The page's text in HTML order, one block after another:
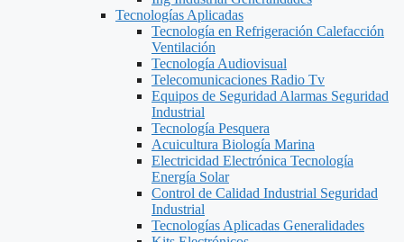
Tecnologías Aplicadas
Tecnología en Refrigeración Calefacción
Ventilación
Tecnología Audiovisual
Telecomunicaciones Radio Tv
Equipos de Seguridad Alarmas Seguridad
Industrial
Tecnología Pesquera
Acuicultura Biología Marina
Electricidad Electrónica Tecnología
Energía Solar
Control de Calidad Industrial Seguridad
Industrial
Tecnologías Aplicadas Generalidades